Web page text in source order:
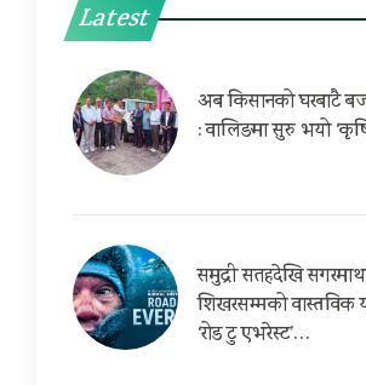
Latest
अब किसानको घरबाटै
: वालिङमा सुरु भयो
समुद्री सतहदेखि
शिखरसम्मको वास्तविक
‘रोड टु एभरेस्ट’…